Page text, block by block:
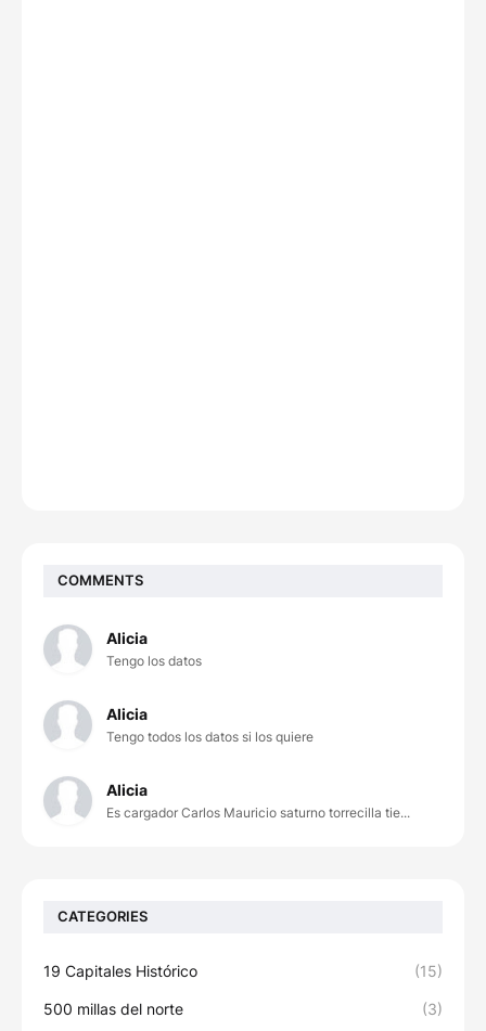
COMMENTS
Alicia
Tengo los datos
Alicia
Tengo todos los datos si los quiere
Alicia
Es cargador Carlos Mauricio saturno torrecilla tie...
CATEGORIES
19 Capitales Histórico (15)
500 millas del norte (3)